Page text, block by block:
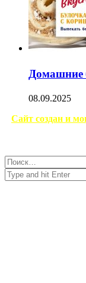
Домашние
08.09.2025
Facebook
Twitter
WhatsApp
Telegram
Сайт создан и
Close
Найти:
Close